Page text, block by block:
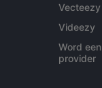
Vecteezy
Videezy
Word een
provider